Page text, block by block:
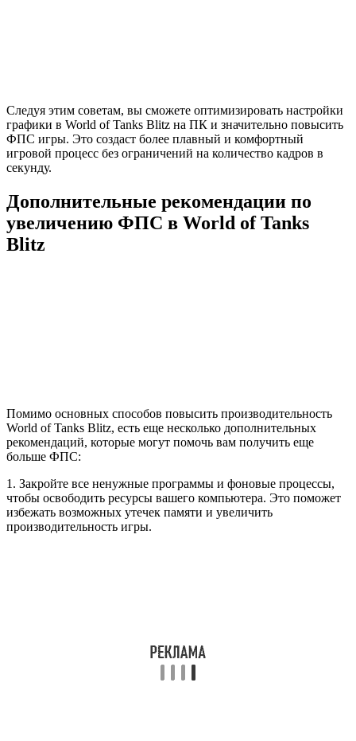
Следуя этим советам, вы сможете оптимизировать настройки
графики в World of Tanks Blitz на ПК и значительно повысить
ФПС игры. Это создаст более плавный и комфортный
игровой процесс без ограничений на количество кадров в
секунду.
Дополнительные рекомендации по
увеличению ФПС в World of Tanks
Blitz
Помимо основных способов повысить производительность
World of Tanks Blitz, есть еще несколько дополнительных
рекомендаций, которые могут помочь вам получить еще
больше ФПС:
1. Закройте все ненужные программы и фоновые процессы,
чтобы освободить ресурсы вашего компьютера. Это поможет
избежать возможных утечек памяти и увеличить
производительность игры.